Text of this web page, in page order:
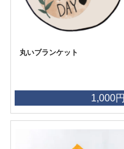
丸いブランケット
1,000円